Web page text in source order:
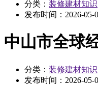
分类： 装修建材知识
发布时间： 2026-05-
中山市全球
分类： 装修建材知识
发布时间： 2026-05-